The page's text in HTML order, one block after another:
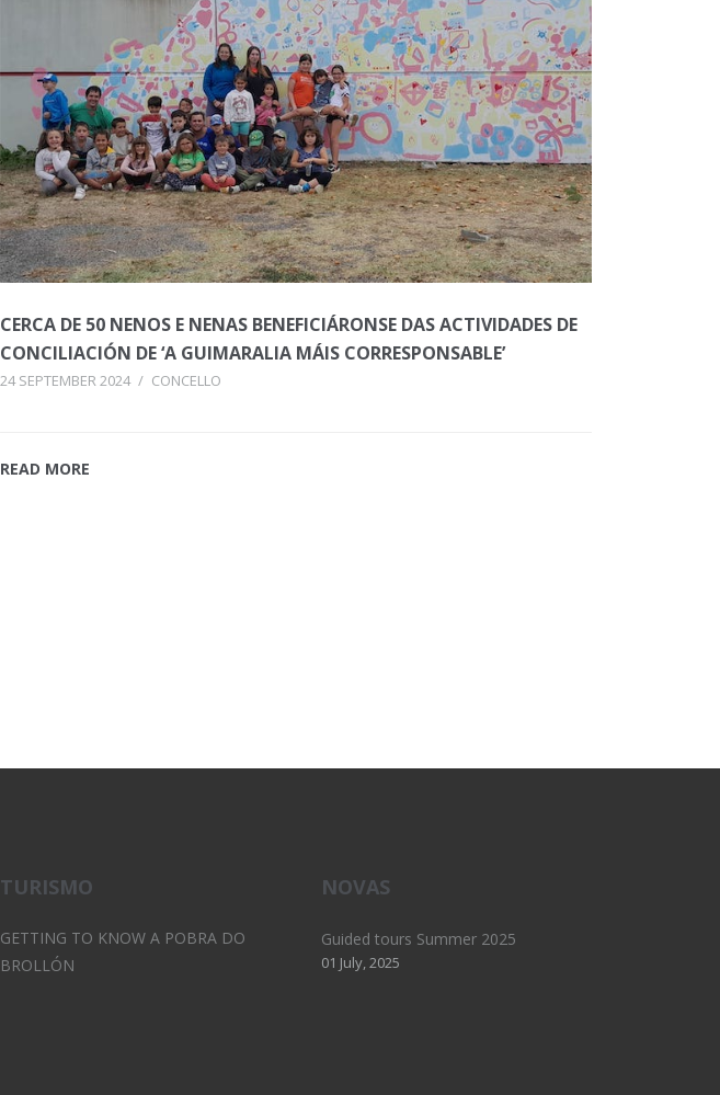
CERCA DE 50 NENOS E NENAS BENEFICIÁRONSE DAS ACTIVIDADES DE
CONCILIACIÓN DE ‘A GUIMARALIA MÁIS CORRESPONSABLE’
24 SEPTEMBER 2024 / CONCELLO
READ MORE
TURISMO
GETTING TO KNOW A POBRA DO
BROLLÓN
NOVAS
Guided tours Summer 2025
01 July, 2025